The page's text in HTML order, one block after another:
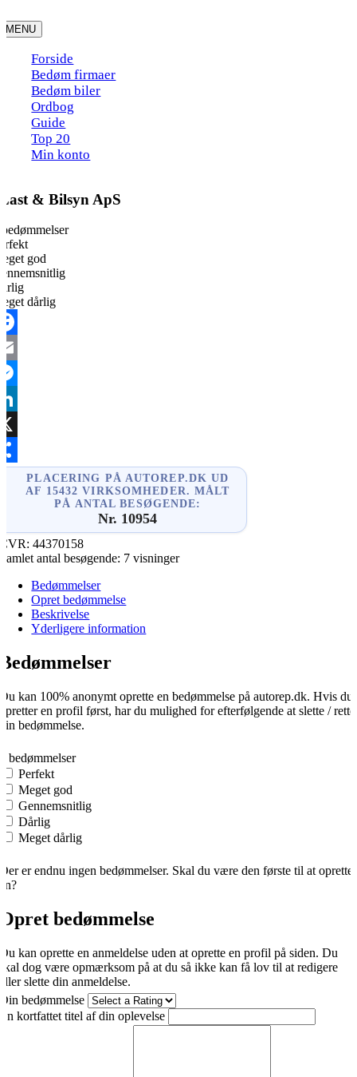
to
content
MENU
Forside
Bedøm firmaer
Bedøm biler
Ordbog
Guide
Top 20
Min konto
Last & Bilsyn ApS
god
dårlig
PLACERING PÅ AUTOREP.DK UD
AF 15432 VIRKSOMHEDER. MÅLT
PÅ ANTAL BESØGENDE:
Nr. 10954
CVR:44370158
Samlet antal besøgende: 7 visninger
Bedømmelser
Opret bedømmelse
Beskrivelse
Yderligere information
Bedømmelser
Du kan 100% anonymt oprette en bedømmelse på autorep.dk. Hvis du
opretter en profil først, har du mulighed for efterfølgende at slette / rette
din bedømmelse.
0 bedømmelser
Perfekt
Meget god
Gennemsnitlig
Dårlig
Meget dårlig
Der er endnu ingen bedømmelser. Skal du være den første til at oprette
én?
Opret bedømmelse
Du kan oprette en anmeldelse uden at oprette en profil på siden. Du
skal dog være opmærksom på at du så ikke kan få lov til at redigere
eller slette din anmeldelse.
Din bedømmelse
En kortfattet titel af din oplevelse